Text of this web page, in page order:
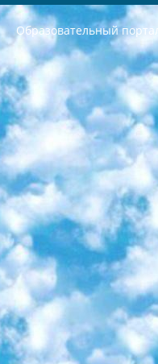
Образовательный
РЕСПУБЛИКА УЗБЕКИСТАН МИНИСТРЕРСТВО ДОШКОЛЬНОГО И ШКОЛЬНОГО ОБРАЗОВАНИЯ КОМАНДА в общеобразовательных учреждениях в 2023-2024 учебном году организация и проведение итоговой государственной аттестации обучающихся о Министра дошкольного и школьного образования Республики Узбекистан от 4 марта 2008 года (постановлением Минюста от 20 марта 2008 года № 1778 государственной регистрации) «Итоговое состояние учащихся общего среднего образования на основании положения об утверждении положения об аттестации общего среднего образования выпускной экзамен студентов в образовательных учреждениях в 2023-2024 учебном году В целях организации и прохождения аттестации приказываю: 1. Следующее: перечень предметов, по которым будет проводиться итоговая государственная аттестация и экзамен формы перевода согласно приложению 1; сертификаты международного образца, оценивающие уровень владения иностранными языками перечень согласно приложению 2; 2. Педагогический при специализированных образовательных учреждениях. научно-практический центр квалификации и международной оценки (Д.Давидова) 2024 г. До 25 марта: задания по предметам, по которым будет проводиться итоговая аттестация разработка и утверждение технических условий; итоговая аттестация на основании разработанного предметного задания разработка вопросов по предметам (устно и письменно), экзамен передача; общеобразовательные средние школы и специальные учебные заведения учащиеся выпускных классов школ и интернатов в агентской системе подготовка базы данных экзаменационных материалов и критериев оценки; перевод базы экзаменационных материалов на все языки обучения подать в Республиканский образовательный центр для изготовления; варианты экзаменов на основе разработанных контрольных материалов пусть будут поставлены задачи формирования. 3. Республиканский образовательный центр (Ш.Худайкулов) до 5 апреля 2024 года. до: база данных предоставленных экзаменационных материалов на все языки обучения перевод и экспертиза; для слепых, слабовидящих, глухих, слабослышащих и умственно отсталых детей учащиеся выпускных классов специализированных школ и школ-интернатов база данных экзаменационных материалов на всех преподаваемых языках подготовка критериев оценки; специализированные школы для умственно отсталых детей и технологии для учащихся выпускных классов школ-интернатов разработка соответствующих рекомендаций и критериев проведения ЕГЭ по естествознанию давать задания. 4. Педагогический при специализированных образовательных учреждениях. Научно-практический центр навыков и международной оценки (Д.Давидова), Республика образовательный центр (Худайкулов Ш.) итоговый государственный аттестационный экзамен ориентирован на творческое и логическое мышление при подготовке базы материалов учитывать введение заданий. 5. Следует отметить, что: сертификат государственного образца о знании общеобразовательного предмета и как минимум национальный уровень B1 по предметам на иностранных языках, указанным в Приложении 2. или международно признанный сертификат эквивалентного уровня студенты, изучающие определенный предмет, освобождаются от экзамена; по соответствующим предметам запланирована итоговая государственная аттестация за день до дня, путем жеребьевки Рабочей группой (в письменной форме по предметам, проводимым в форме) из числа сформированных вариантов выбрано 2 варианта; 2 выбранных варианта экзамена анонсированы на официальном сайте министерства и все выпускники по всей стране на основе этих вариантов проводит итоговую государственную аттестацию. 6. Государственное образование учащихся средних общеобразовательных учреждений. знания в соответствии с квалификационными требованиями, которые необходимо приобрести на основании стандартов итоговый (выпускной) контроль для 9 и 11 классов в целях тестирования Экзамены (далее – экзамены) состоят из предметов, перечисленных в приложении 1. будет сделано. 7. Экзамены пройдут с 26 мая по 15 июня 2024 г. (кроме науки физического воспитания). 8. Физическая для учащихся 9 классов общесредних образовательных учреждений. Экзамены по предмету «Образование, квалификация медицина» 1-6 мая 2024 года. сотрудники перевести под присмотр (с отклонениями в физическом или умственном развитии) специализированная школа для детей, школы-интернаты и со сколиозом школы-интернаты санаторного типа для больных детей исключены). 9. Он был слепым, слабовидящим и имел нарушения опорно-двигательного аппарата. экзамены в специализированных школах и интернатах для детей должны проводиться исходя из требований, предъявляемых к общеобразовательным учреждениям (физкультура кроме науки). 10. Специализированная школа для глухих и слабослышащих детей. и экзамены в интернатах и быть реализован в виде письменного теста по математике. 11. Специальность для умственно отсталых детей. Для 9 класса Родной язык и литературное письмо Государственный язык (язык обучения – узбекский). для неклассов) написано Математическое письмо Письменная/устная история Узбекистана Физическое воспитание практично